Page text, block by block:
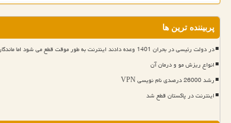
پربیننده ترین ها
در دولت رئیسی در بحران 1401 وعده دادند اینترنت به طور موقت قطع می شود اما ماندگار شد
انواع ریزش مو و درمان آن
رشد 26000 درصدی نام نویسی VPN
اینترنت در پاکستان قطع شد